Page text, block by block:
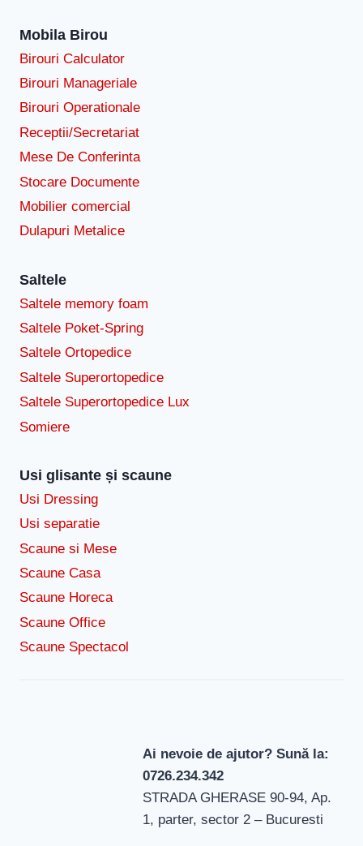
Mobila Birou
Birouri Calculator
Birouri Manageriale
Birouri Operationale
Receptii/Secretariat
Mese De Conferinta
Stocare Documente
Mobilier comercial
Dulapuri Metalice
Saltele
Saltele memory foam
Saltele Poket-Spring
Saltele Ortopedice
Saltele Superortopedice
Saltele Superortopedice Lux
Somiere
Usi glisante și scaune
Usi Dressing
Usi separatie
Scaune si Mese
Scaune Casa
Scaune Horeca
Scaune Office
Scaune Spectacol
Ai nevoie de ajutor? Sună la:
0726.234.342
STRADA GHERASE 90-94, Ap.
1, parter, sector 2 – Bucuresti